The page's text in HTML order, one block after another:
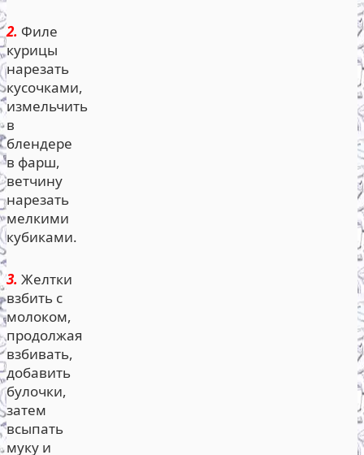
2. Филе
курицы
нарезать
кусочками,
измельчить
в
блендере
в фарш,
ветчину
нарезать
мелкими
кубиками.
3. Желтки
взбить с
молоком,
продолжая
взбивать,
добавить
булочки,
затем
всыпать
муку и